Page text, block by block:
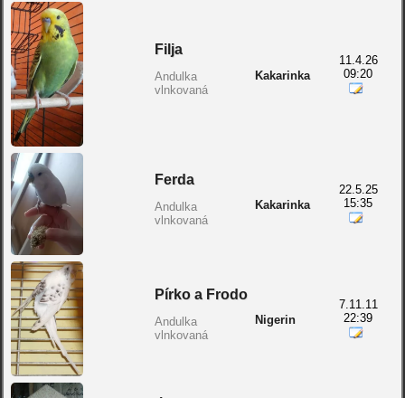
Filja
Andulka
vlnkovaná
Kakarinka
11.4.26
09:20
Ferda
Andulka
vlnkovaná
Kakarinka
22.5.25
15:35
Pírko a Frodo
Andulka
vlnkovaná
Nigerin
7.11.11
22:39